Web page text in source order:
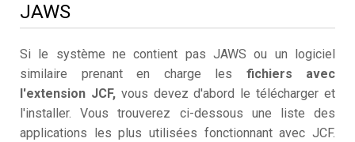
JAWS
Si le système ne contient pas JAWS ou un logiciel
similaire prenant en charge les fichiers avec
l'extension JCF,vous devez d'abord le télécharger et
l'installer. Vous trouverez ci-dessous une liste des
applications les plus utilisées fonctionnant avec JCF.